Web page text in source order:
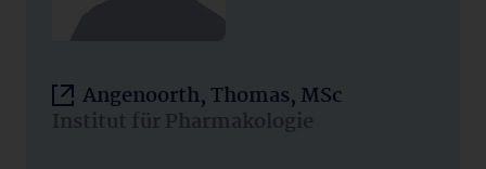
Angenoorth, Thomas, MSc
Institut für Pharmakologie